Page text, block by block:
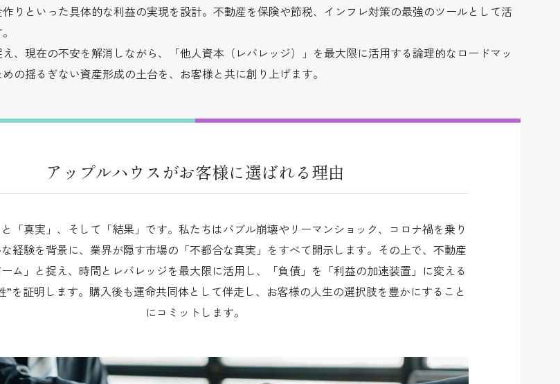
りといった具体的な利益の実現を設計。不動産を保険や節税、インフレ対策の最強のツールとして活
、現在の不安を解消しながら、「他人資本（レバレッジ）」を最大限に活用する論理的なロードマッ
の揺るぎない資産形成の土台を、お客様と共に創り上げます。
アップルハウスがお客様に選ばれる理由
「真実」、そして「結果」です。私たちはバブル崩壊やリーマンショック、コロナ禍を乗り
経験を背景に、業界が隠す市場の「不都合な真実」をすべて開示します。その上で、不動産
ム」と捉え、時間とレバレッジを最大限に活用し、「負債」を「利益の加速装置」に変える
”を証明します。購入後も運命共同体として伴走し、お客様の人生の選択肢を豊かにすること
にコミットします。